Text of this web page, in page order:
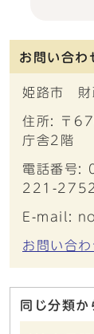
お問い合わ
姫路市
住所: 〒
庁舎2階
電話番号:
221-2752
E-mail:
お問い合
同じ分類か